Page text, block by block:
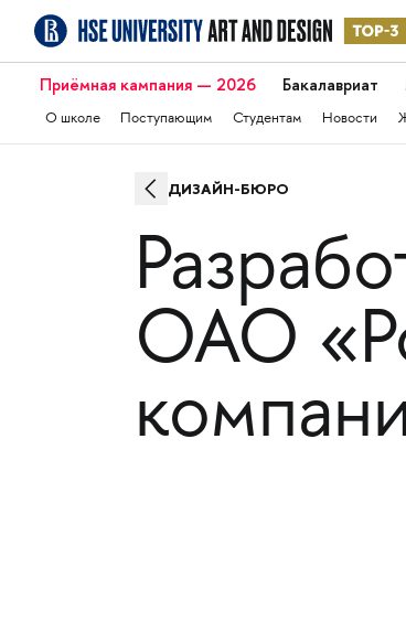
Приёмная кампания — 2026 Бакалавриат
О школе Поступающим Студентам Новости
ДИЗАЙН-БЮРО
ОАО